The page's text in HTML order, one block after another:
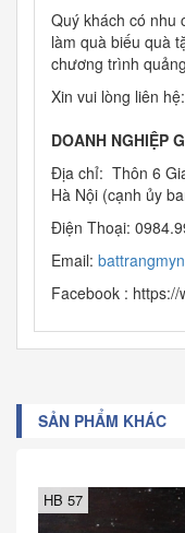
Quý khách có nhu
làm quà biếu quà
chương trình
Xin vui lòng liên hệ:
DOANH NGHIỆP
Địa chỉ: Thôn 6
Hà Nội (cạnh ủy
Điện Thoại:
Email: b
Facebook :
SẢN PHẨM KHÁC
HB 57